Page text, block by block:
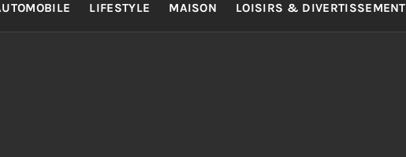
LIFESTYLE MAISON LOISIRS & DIVERTISSEMENT